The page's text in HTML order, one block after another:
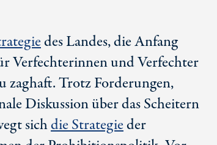
des Landes, die Anfang
Verfechterinnen und Verfechter
zaghaft. Trotz Forderungen,
Diskussion über das Scheitern
sichdie Strategieder